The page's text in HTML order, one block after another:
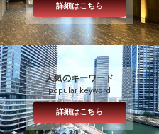
詳細はこちら
人気のキーワード
popular keyword
詳細はこちら